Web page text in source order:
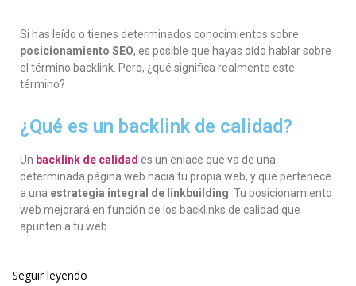
Si has leído o tienes determinados conocimientos sobre
posicionamiento SEO, es posible que hayas oído hablar sobre
el término backlink. Pero, ¿qué significa realmente este
término?
¿Qué es un backlink de calidad?
Un backlink de calidad es un enlace que va de una
determinada página web hacia tu propia web, y que pertenece
a una estrategia integral de linkbuilding . Tu posicionamiento
web mejorará en función de los backlinks de calidad que
apunten a tu web.
Seguir leyendo